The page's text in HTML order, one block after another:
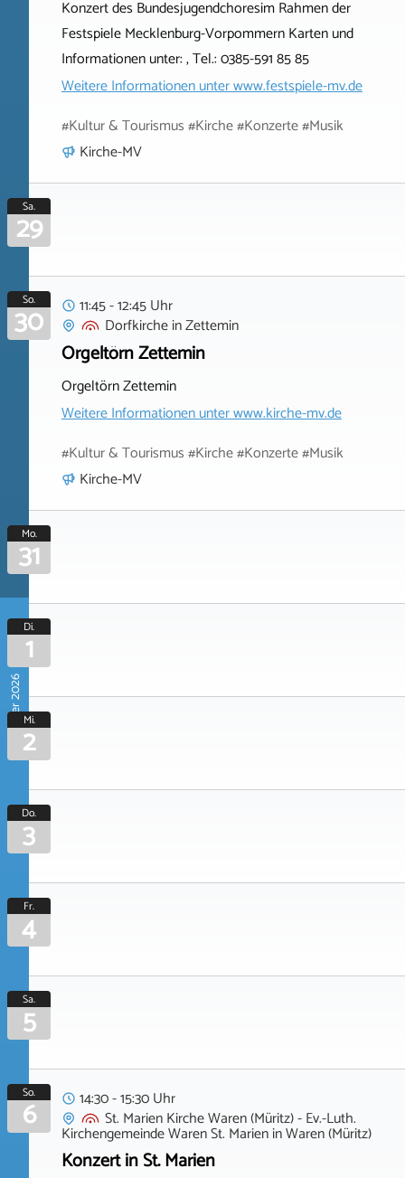
Konzert des Bundesjugendchoresim Rahmen der
Festspiele Mecklenburg-Vorpommern Karten und
Informationen unter: , Tel.: 0385-591 85 85
Weitere Informationen unterwww.festspiele-mv.de
#Kultur & Tourismus #Kirche #Konzerte #Musik
Kirche-MV
Sa.
29
So.
30
11:45 - 12:45 Uhr
DorfkircheinZettemin
Orgeltörn Zettemin
Orgeltörn Zettemin
Weitere Informationen unterwww.kirche-mv.de
#Kultur & Tourismus #Kirche #Konzerte #Musik
Kirche-MV
Mo.
31
September 2026
Di.
1
Mi.
2
Do.
3
Fr.
4
Sa.
5
So.
6
14:30 - 15:30 Uhr
St. Marien Kirche Waren (Müritz) - Ev.-Luth.
Kirchengemeinde Waren St. MarieninWaren (Müritz)
Konzert in St. Marien